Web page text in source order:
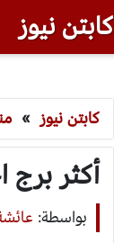
كابتن نيوز
كابتن نيوز »
أكثر برج
بواسطة: